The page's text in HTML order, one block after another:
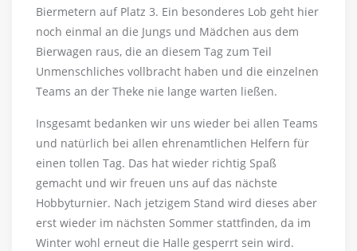
Biermetern auf Platz 3. Ein besonderes Lob geht hier
noch einmal an die Jungs und Mädchen aus dem
Bierwagen raus, die an diesem Tag zum Teil
Unmenschliches vollbracht haben und die einzelnen
Teams an der Theke nie lange warten ließen.
Insgesamt bedanken wir uns wieder bei allen Teams
und natürlich bei allen ehrenamtlichen Helfern für
einen tollen Tag. Das hat wieder richtig Spaß
gemacht und wir freuen uns auf das nächste
Hobbyturnier. Nach jetzigem Stand wird dieses aber
erst wieder im nächsten Sommer stattfinden, da im
Winter wohl erneut die Halle gesperrt sein wird.